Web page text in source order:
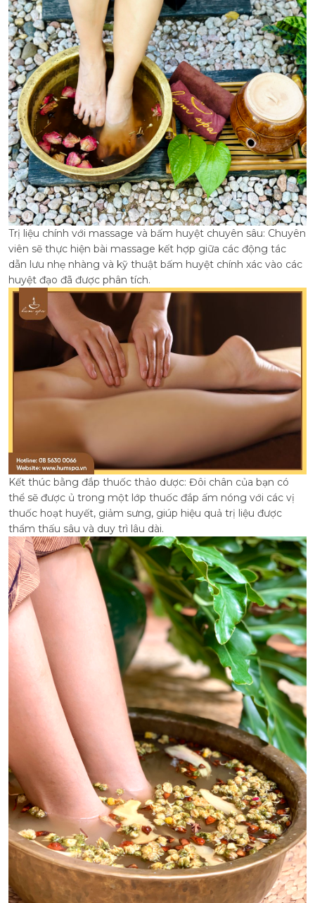
Trị liệu chính với massage và bấm huyệt chuyên sâu: Chuyên
viên sẽ thực hiện bài massage kết hợp giữa các động tác
dẫn lưu nhẹ nhàng và kỹ thuật bấm huyệt chính xác vào các
huyệt đạo đã được phân tích.
Kết thúc bằng đắp thuốc thảo dược: Đôi chân của bạn có
thể sẽ được ủ trong một lớp thuốc đắp ấm nóng với các vị
thuốc hoạt huyết, giảm sưng, giúp hiệu quả trị liệu được
thẩm thấu sâu và duy trì lâu dài.